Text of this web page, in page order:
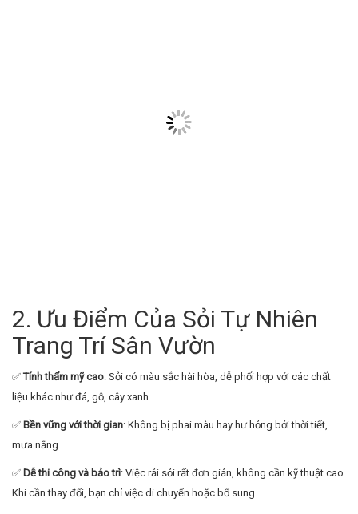
2. Ưu Điểm Của Sỏi Tự Nhiên
Trang Trí Sân Vườn
✅Tính thẩm mỹ cao: Sỏi có màu sắc hài hòa, dễ phối hợp với các chất
liệu khác như đá, gỗ, cây xanh…
✅ Bền vững với thời gian: Không bị phai màu hay hư hỏng bởi thời tiết,
mưa nắng.
✅ Dễ thi công và bảo trì: Việc rải sỏi rất đơn giản, không cần kỹ thuật cao.
Khi cần thay đổi, bạn chỉ việc di chuyển hoặc bổ sung.